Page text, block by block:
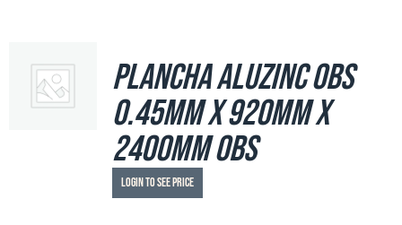
Plancha Aluzinc OBS
0.45mm x 920mm x
2400mm OBS
Login to see price